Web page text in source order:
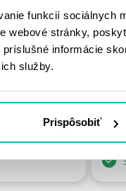
funkcií sociálnych
webové stránky,
informácie
služby.
Prispôsobiť
/
30